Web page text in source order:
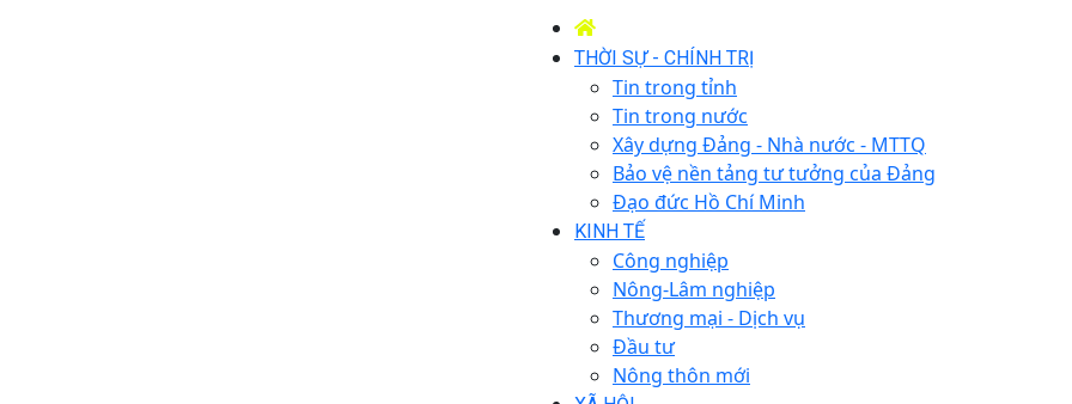
THỜI SỰ - CHÍNH TRỊ
Tin trong tỉnh
Tin trong nước
Xây dựng Đảng - Nhà nước - MTTQ
Bảo vệ nền tảng tư tưởng của Đảng
Đạo đức Hồ Chí Minh
KINH TẾ
Công nghiệp
Nông-Lâm nghiệp
Thương mại - Dịch vụ
Đầu tư
Nông thôn mới